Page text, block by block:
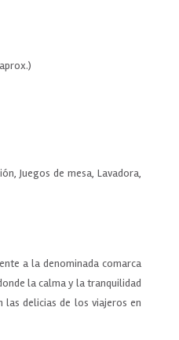
Juegos de mesa, Lavadora,
a la denominada comarca
la calma y la tranquilidad
las delicias de los viajeros en